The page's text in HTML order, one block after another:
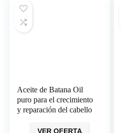
21,20 €.
Aceite de Batana Oil
puro para el crecimiento
y reparación del cabello
VER OFERTA